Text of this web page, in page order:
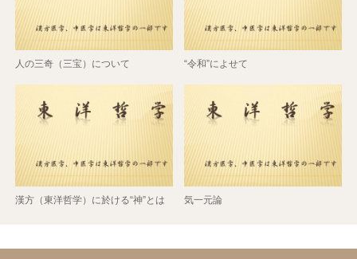
人の三奇（三宝）について “令和”によせて
漢方（東洋哲学）に於ける“神”とは 気一元論